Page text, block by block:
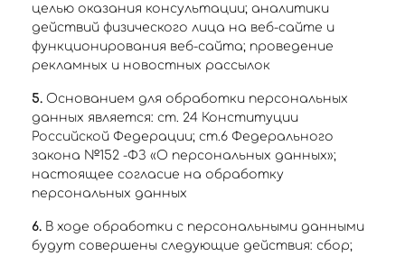
целью оказания консультации; аналитики
действий физического лица на веб-сайте и
функционирования веб-сайта; проведение
рекламных и новостных рассылок
5. Основанием для обработки персональных
данных является: ст. 24 Конституции
Российской Федерации; ст.6 Федерального
закона №152 -ФЗ «О персональных данных»;
настоящее согласие на обработку
персональных данных
6. В ходе обработки с персональными данными
будут совершены следующие действия: сбор;